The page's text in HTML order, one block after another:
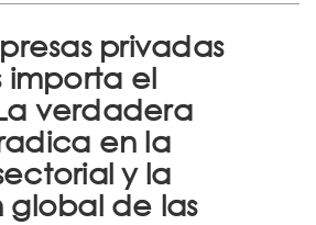
privadas
importa el
verdadera
en la
y la
global de las